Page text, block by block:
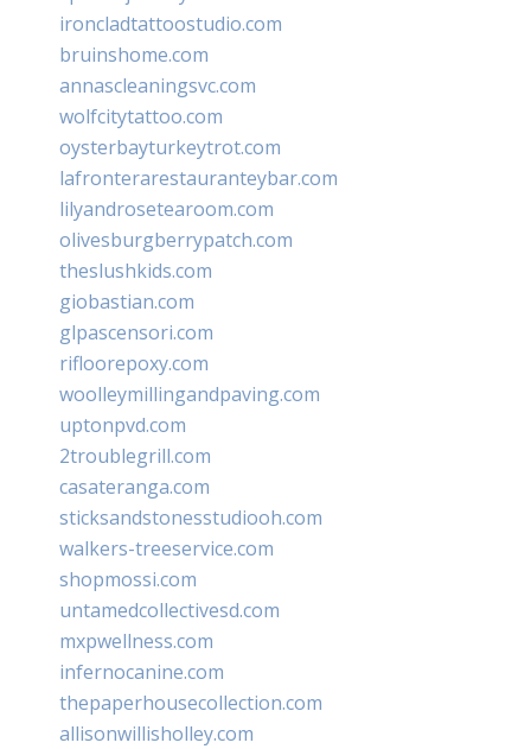
ironcladtattoostudio.com
bruinshome.com
annascleaningsvc.com
wolfcitytattoo.com
oysterbayturkeytrot.com
lafronterarestauranteybar.com
lilyandrosetearoom.com
olivesburgberrypatch.com
theslushkids.com
giobastian.com
glpascensori.com
rifloorepoxy.com
woolleymillingandpaving.com
uptonpvd.com
2troublegrill.com
casateranga.com
sticksandstonesstudiooh.com
walkers-treeservice.com
shopmossi.com
untamedcollectivesd.com
mxpwellness.com
infernocanine.com
thepaperhousecollection.com
allisonwillisholley.com